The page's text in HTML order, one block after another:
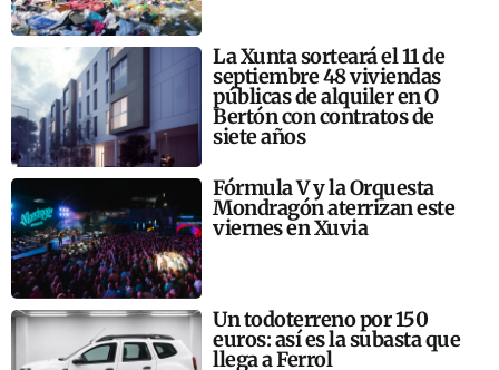
La Xunta sorteará el 11 de
septiembre 48 viviendas
públicas de alquiler en O
Bertón con contratos de
siete años
Fórmula V y la Orquesta
Mondragón aterrizan este
viernes en Xuvia
Un todoterreno por 150
euros: así es la subasta que
llega a Ferrol